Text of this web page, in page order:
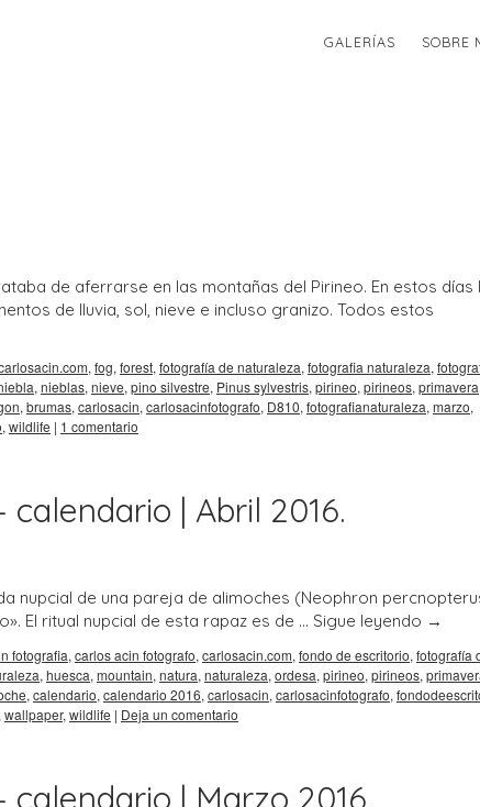
GALERÍAS SOBRE
de aferrarse en las montañas del Pirineo. En estos días
de lluvia, sol, nieve e incluso granizo. Todos estos
, fog, forest, fotografía de naturaleza, fotografia naturaleza,
, nieblas, nieve, pino silvestre, Pinus sylvestris, pirineo, pirineos, primavera
, brumas, carlosacin, carlosacinfotografo, D810, fotografianaturaleza, marzo,
, wildlife | 1 comentario
| Abril 2016.
nupcial de una pareja de alimoches (Neophron
El ritual nupcial de esta rapaz es de … Sigue leyendo →
fotografia, carlos acin fotografo, carlosacin.com, fondo de escritorio, fotografía
, huesca, mountain, natura, naturaleza, ordesa, pirineo, pirineos,
, calendario, calendario 2016, carlosacin, carlosacinfotografo,
wallpaper, wildlife | Deja un comentario
| Marzo 2016.